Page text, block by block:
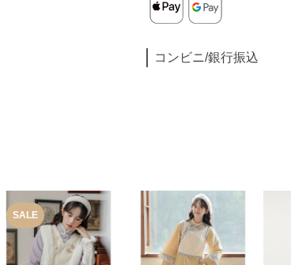
コンビニ/銀行振込
SALE